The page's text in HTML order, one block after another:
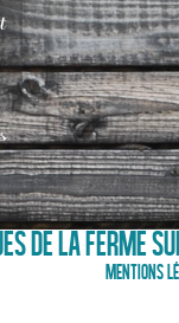
DE LA FERME
Mentions